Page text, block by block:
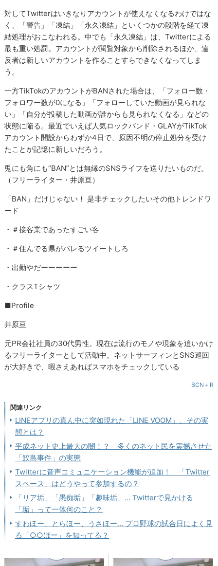
対してTwitterはいきなりアカウントが使えなくなるわけではな
く、「警告」「凍結」「永久凍結」といくつかの段階を経て凍
結処理がおこなわれる。中でも「永久凍結」は、Twitterによる
最も重い処罰。アカウントが閲覧対象から削除されるほか、違
反者は新しいアカウントを作ることすらできなくなってしま
う。
一方TikTokのアカウントがBANされた場合は、「フォロー数・
フォロワー数が0になる」「フォローしていた動画が見られな
い」「自分が投稿した動画が誰からも見られなくなる」などの
状態に陥る。最近でいえば人気ロックバンド・GLAYがTikTok
アカウント開設からわずか4日で、原因不明の停止処分を受け
たことが記憶に新しいだろう。
兎にも角にも“BAN”とは無縁のSNSライフを送りたいものだ。
（フリーライター・井原亘）
「BAN」だけじゃない！ 是非チェックしたいその他トレンドワ
ード
・＃接客業であったすごい客
・＃住んでる県がバレるツイートしろ
・出勤やだーーーーー
・クラスTシャツ
■Profile
井原亘
元PR会社社員の30代男性。現在は流行のモノや現象を追いかけ
るフリーライターとして活動中。ネットサーフィンとSNS巡回
が大好きで、暇さえあればスマホをチェックしている
BCN＋R
関連リンク
LINEアプリの真ん中に突如現れた「LINE VOOM」、その実
態とは？
平成ネット史上最大の闇！？ 多くのネット民を震撼させた
「鮫島事件」の実態
Twitterに音声コミュニケーション機能が追加！ 「Twitter
スペース」はどうやって参加するの？
「リア垢」「愚痴垢」「趣味垢」… Twitterで見かける
「垢」って一体何のこと？
すわほー、とらほー、うさほー… プロ野球の試合日によく見
る「○○ほー」を知ってる？